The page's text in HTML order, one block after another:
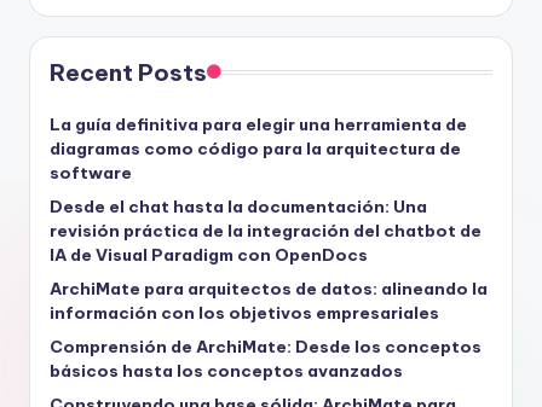
Recent Posts
La guía definitiva para elegir una herramienta de
diagramas como código para la arquitectura de
software
Desde el chat hasta la documentación: Una
revisión práctica de la integración del chatbot de
IA de Visual Paradigm con OpenDocs
ArchiMate para arquitectos de datos: alineando la
información con los objetivos empresariales
Comprensión de ArchiMate: Desde los conceptos
básicos hasta los conceptos avanzados